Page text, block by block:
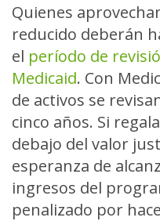
Quienes
reducido deberán
el período de
Medicaid. Con
de activos se
cinco años. Si
debajo del valor
esperanza de
ingresos del
penalizado por